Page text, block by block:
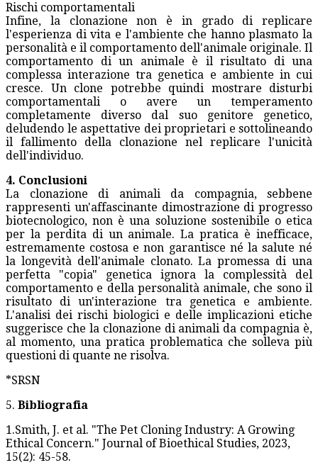
Rischi comportamentali
Infine, la clonazione non è in grado di replicare
l'esperienza di vita e l'ambiente che hanno plasmato la
personalità e il comportamento dell'animale originale. Il
comportamento di un animale è il risultato di una
complessa interazione tra genetica e ambiente in cui
cresce. Un clone potrebbe quindi mostrare disturbi
comportamentali o avere un temperamento
completamente diverso dal suo genitore genetico,
deludendo le aspettative dei proprietari e sottolineando
il fallimento della clonazione nel replicare l'unicità
dell'individuo.
4. Conclusioni
La clonazione di animali da compagnia, sebbene
rappresenti un'affascinante dimostrazione di progresso
biotecnologico, non è una soluzione sostenibile o etica
per la perdita di un animale. La pratica è inefficace,
estremamente costosa e non garantisce né la salute né
la longevità dell'animale clonato. La promessa di una
perfetta "copia" genetica ignora la complessità del
comportamento e della personalità animale, che sono il
risultato di un'interazione tra genetica e ambiente.
L'analisi dei rischi biologici e delle implicazioni etiche
suggerisce che la clonazione di animali da compagnia è,
al momento, una pratica problematica che solleva più
questioni di quante ne risolva.
*SRSN
5. Bibliografia
1.Smith, J. et al. "The Pet Cloning Industry: A Growing
Ethical Concern." Journal of Bioethical Studies, 2023,
15(2): 45-58.